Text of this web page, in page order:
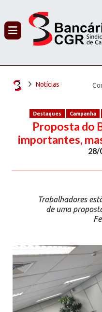
Notícias
Destaques Campanha
Proposta do
importantes,
28/
Trabalhadores
de uma